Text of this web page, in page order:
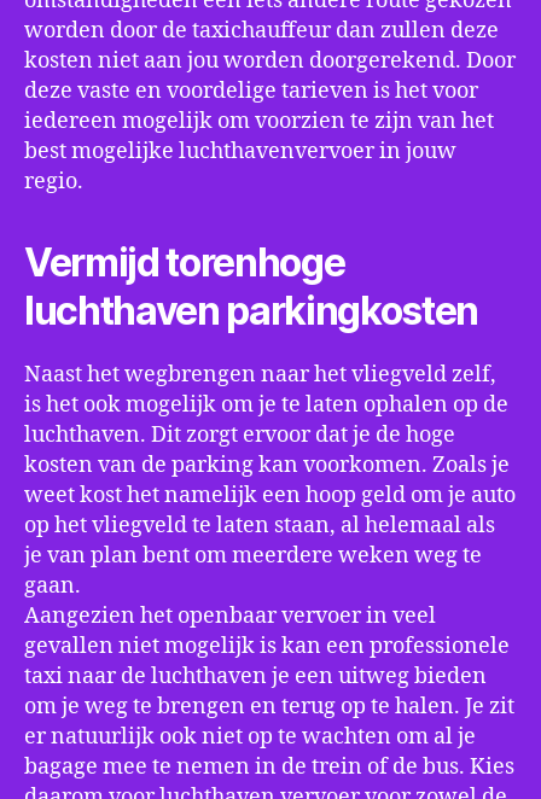
worden door de taxichauffeur dan zullen deze
kosten niet aan jou worden doorgerekend. Door
deze vaste en voordelige tarieven is het voor
iedereen mogelijk om voorzien te zijn van het
best mogelijke luchthavenvervoer in jouw
regio.
Vermijd torenhoge
luchthaven parkingkosten
Naast het wegbrengen naar het vliegveld zelf,
is het ook mogelijk om je te laten ophalen op de
luchthaven. Dit zorgt ervoor dat je de hoge
kosten van de parking kan voorkomen. Zoals je
weet kost het namelijk een hoop geld om je auto
op het vliegveld te laten staan, al helemaal als
je van plan bent om meerdere weken weg te
gaan.
Aangezien het openbaar vervoer in veel
gevallen niet mogelijk is kan een professionele
taxi naar de luchthaven je een uitweg bieden
om je weg te brengen en terug op te halen. Je zit
er natuurlijk ook niet op te wachten om al je
bagage mee te nemen in de trein of de bus. Kies